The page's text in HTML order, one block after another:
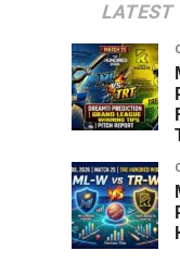
LATEST